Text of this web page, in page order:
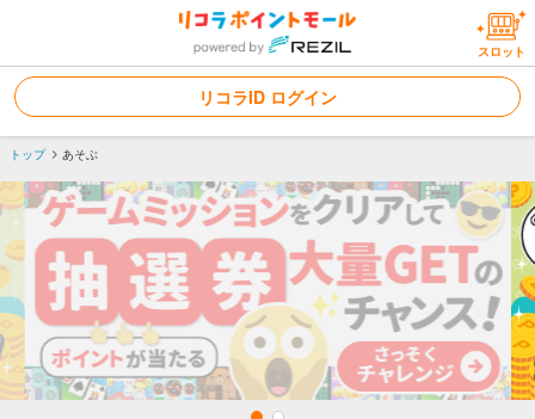
スロット
リコラID ログイン
トップ あそぶ
ゲームやクイズで遊んでポイントをた